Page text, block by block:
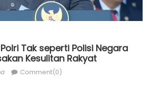
Tak seperti Polisi Negara
Kesulitan Rakyat
Comment(0)